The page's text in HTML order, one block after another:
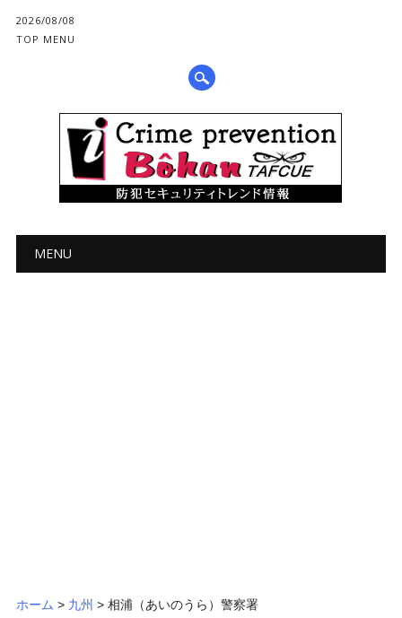
2026/08/08
TOP MENU
メインメニュー
MENU
ホーム > 九州 > 相浦（あいのうら）警察署